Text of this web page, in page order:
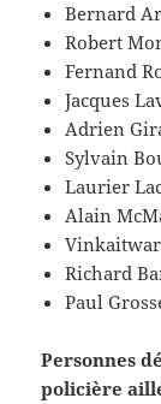
Bernard
Robert
Fernand
Jacques
Adrien
Sylvain
Laurier
Alain
Richard
Paul
Personnes
policière